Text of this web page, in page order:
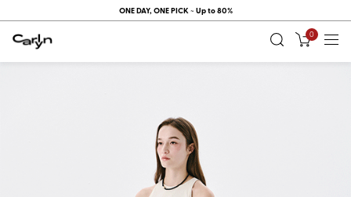
ONE DAY, ONE PICK ~ Up to 80%
0